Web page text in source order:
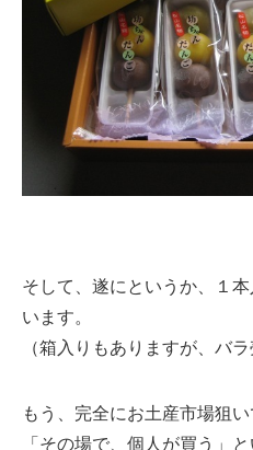
そして、遂にというか、１
います。
（箱入りもありますが、バ
もう、完全にお土産市場狙い
「その場で、個人が買う」